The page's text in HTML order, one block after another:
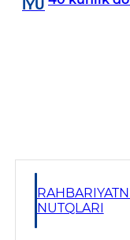
IYU
NUTQLARI